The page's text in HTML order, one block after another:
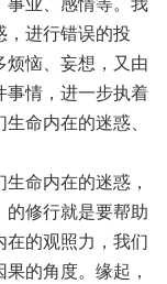
进行错误的投
恼、妄想，又由
事情，进一步执着
命内在的迷惑、
命内在的迷惑，
修行就是要帮助
的观照力，我们
的角度。缘起，